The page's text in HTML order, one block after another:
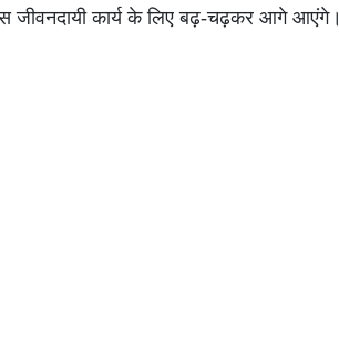
जीवनदायी कार्य के लिए बढ़-चढ़कर आगे आएंगे।